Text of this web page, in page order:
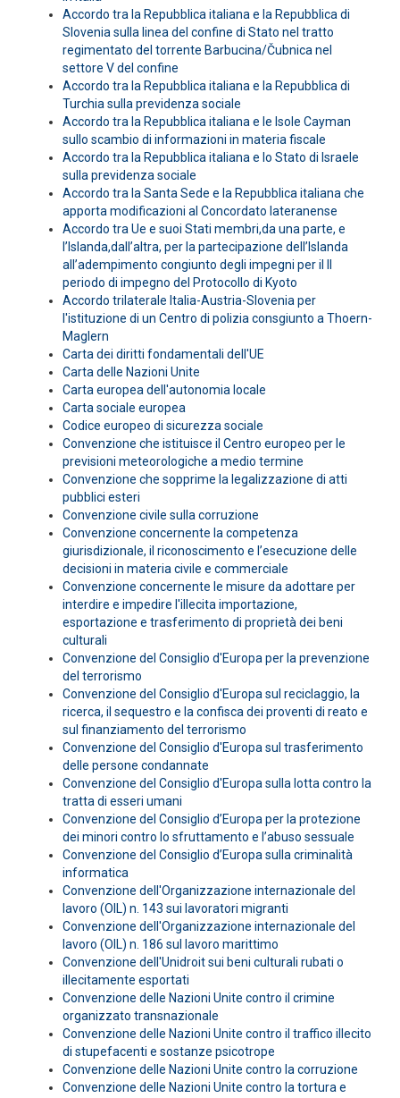
Accordo tra la Repubblica italiana e la Repubblica di
Slovenia sulla linea del confine di Stato nel tratto
regimentato del torrente Barbucina/Čubnica nel
settore V del confine
Accordo tra la Repubblica italiana e la Repubblica di
Turchia sulla previdenza sociale
Accordo tra la Repubblica italiana e le Isole Cayman
sullo scambio di informazioni in materia fiscale
Accordo tra la Repubblica italiana e lo Stato di Israele
sulla previdenza sociale
Accordo tra la Santa Sede e la Repubblica italiana che
apporta modificazioni al Concordato lateranense
Accordo tra Ue e suoi Stati membri,da una parte, e
l’Islanda,dall’altra, per la partecipazione dell’Islanda
all’adempimento congiunto degli impegni per il II
periodo di impegno del Protocollo di Kyoto
Accordo trilaterale Italia-Austria-Slovenia per
l'istituzione di un Centro di polizia consgiunto a Thoern-
Maglern
Carta dei diritti fondamentali dell'UE
Carta delle Nazioni Unite
Carta europea dell'autonomia locale
Carta sociale europea
Codice europeo di sicurezza sociale
Convenzione che istituisce il Centro europeo per le
previsioni meteorologiche a medio termine
Convenzione che sopprime la legalizzazione di atti
pubblici esteri
Convenzione civile sulla corruzione
Convenzione concernente la competenza
giurisdizionale, il riconoscimento e l’esecuzione delle
decisioni in materia civile e commerciale
Convenzione concernente le misure da adottare per
interdire e impedire l'illecita importazione,
esportazione e trasferimento di proprietà dei beni
culturali
Convenzione del Consiglio d'Europa per la prevenzione
del terrorismo
Convenzione del Consiglio d'Europa sul reciclaggio, la
ricerca, il sequestro e la confisca dei proventi di reato e
sul finanziamento del terrorismo
Convenzione del Consiglio d'Europa sul trasferimento
delle persone condannate
Convenzione del Consiglio d'Europa sulla lotta contro la
tratta di esseri umani
Convenzione del Consiglio d’Europa per la protezione
dei minori contro lo sfruttamento e l’abuso sessuale
Convenzione del Consiglio d’Europa sulla criminalità
informatica
Convenzione dell'Organizzazione internazionale del
lavoro (OIL) n. 143 sui lavoratori migranti
Convenzione dell'Organizzazione internazionale del
lavoro (OIL) n. 186 sul lavoro marittimo
Convenzione dell'Unidroit sui beni culturali rubati o
illecitamente esportati
Convenzione delle Nazioni Unite contro il crimine
organizzato transnazionale
Convenzione delle Nazioni Unite contro il traffico illecito
di stupefacenti e sostanze psicotrope
Convenzione delle Nazioni Unite contro la corruzione
Convenzione delle Nazioni Unite contro la tortura e